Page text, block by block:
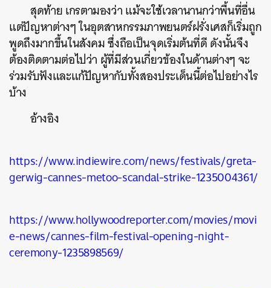
สุดท้าย เกรตามองว่า แม้จะใช้เวลานานกว่าพื้นที่อื่น
แต่ปัญหาต่างๆ ในอุตสาหกรรมภาพยนตร์ฝรั่งเศสก็เริ่มถูก
พูดถึงมากขึ้นในสังคม ซึ่งถือเป็นจุดเริ่มต้นที่ดี ดังนั้นจึง
ต้องติดตามต่อไปว่า ผู้ที่มีส่วนเกี่ยวข้องในด้านต่างๆ จะ
ร่วมรับฟังและแก้ปัญหากับทั้งสองประเด็นนี้ต่อไปอย่างไร
บ้าง
อ้างอิง
https://www.indiewire.com/news/festivals/greta-
gerwig-cannes-metoo-scandal-strike-1235004361/
https://www.hollywoodreporter.com/movies/movi
e-news/cannes-film-festival-opening-night-
ceremony-1235898569/
ค้นหา
SHARE TWEET LINE EMAIL